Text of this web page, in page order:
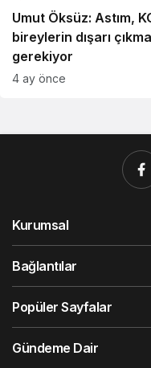
Umut Öksüz: Astım,
bireylerin dışarı
gerekiyor
4 ay önce
Kurumsal
Bağlantılar
Popüler Sayfalar
Gündeme Dair